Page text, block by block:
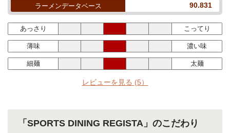
ラーメンデータベース 90.831
あっさり こってり
薄味 濃い味
細麺 太麺
レビューを見る (5）
「SPORTS DINING REGISTA」のこだわり